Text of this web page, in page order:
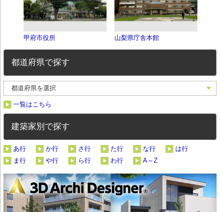
甲府市役所 山梨県庁舎本館
都道府県で探す
一覧はこちら
建築家別で探す
あ行 か行 さ行 た行 な行
は行
ま行
や行 ら行 わ行 A～Z